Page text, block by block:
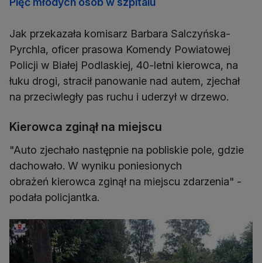
Jak przekazała komisarz Barbara Salczyńska-
Pyrchla, oficer prasowa Komendy Powiatowej
Policji w Białej Podlaskiej, 40-letni kierowca, na
łuku drogi, stracił panowanie nad autem, zjechał
na przeciwległy pas ruchu i uderzył w drzewo.
Kierowca zginął na miejscu
"Auto zjechało następnie na pobliskie pole, gdzie
dachowało. W wyniku poniesionych
obrażeń kierowca zginął na miejscu zdarzenia" -
podała policjantka.